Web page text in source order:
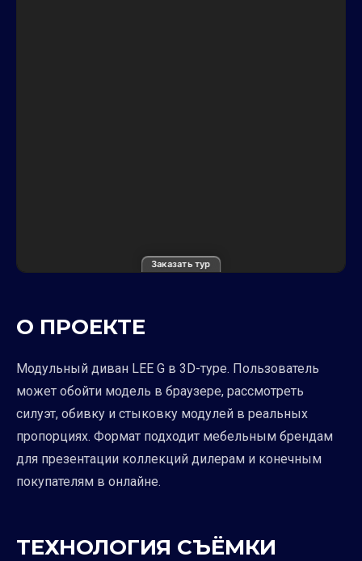
Заказать тур
О ПРОЕКТЕ
Модульный диван LEE G в 3D-туре. Пользователь
может обойти модель в браузере, рассмотреть
силуэт, обивку и стыковку модулей в реальных
пропорциях. Формат подходит мебельным брендам
для презентации коллекций дилерам и конечным
покупателям в онлайне.
ТЕХНОЛОГИЯ СЪЁМКИ